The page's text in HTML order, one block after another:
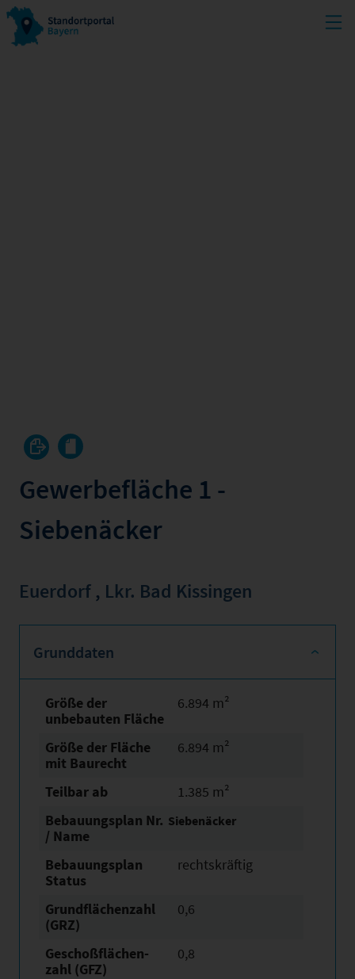
Gewerbefläche 1 -
Siebenäcker
Euerdorf , Lkr. Bad Kissingen
Grunddaten
Größe der
unbebauten Fläche
6.894 m²
Größe der Fläche
mit Baurecht
6.894 m²
Teilbar ab
1.385 m²
Bebauungsplan Nr.
/ Name
Siebenäcker
Bebauungsplan
Status
rechtskräftig
Grundflächen­zahl
(GRZ)
0,6
Geschoßflächen­
zahl (GFZ)
0,8